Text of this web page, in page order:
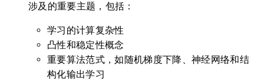
涉及的重要主题，包括：
学习的计算复杂性
凸性和稳定性概念
重要算法范式，如随机梯度下降、神经网络和结
构化输出学习